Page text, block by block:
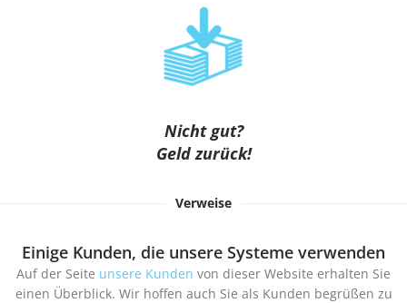
Nicht gut?
Geld zurück!
Verweise
Einige Kunden, die unsere Systeme verwenden
Auf der Seite unsere Kunden von dieser Website erhalten Sie
einen Überblick. Wir hoffen auch Sie als Kunden begrüßen zu